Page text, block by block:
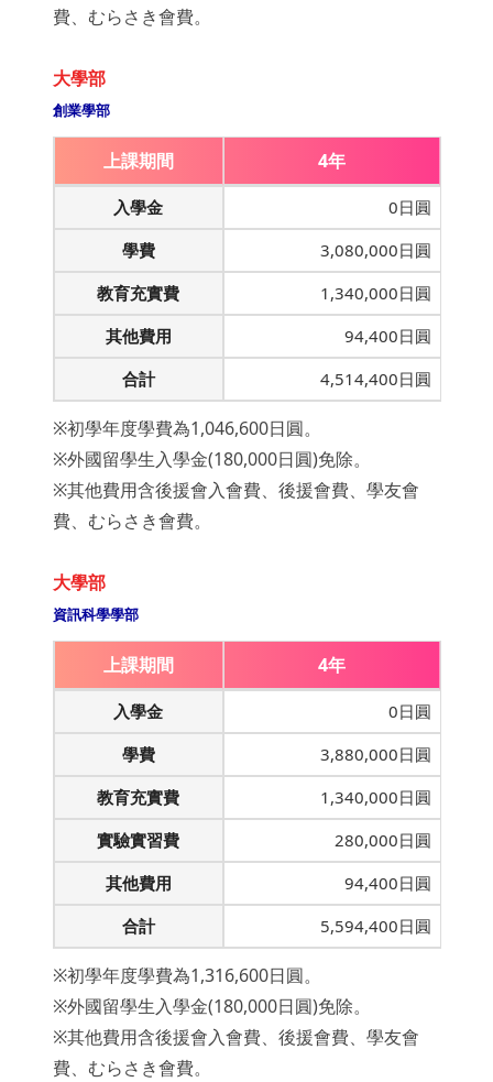
費、むらさき會費。
大學部
創業學部
上課期間 4年
入學金
0日圓
學費
3,080,000日圓
教育充實費
1,340,000日圓
其他費用
94,400日圓
合計
4,514,400日圓
※初學年度學費為1,046,600日圓。
※外國留學生入學金(180,000日圓)免除。
※其他費用含後援會入會費、後援會費、學友會
費、むらさき會費。
大學部
資訊科學學部
上課期間 4年
入學金
0日圓
學費
3,880,000日圓
教育充實費
1,340,000日圓
實驗實習費
280,000日圓
其他費用
94,400日圓
合計
5,594,400日圓
※初學年度學費為1,316,600日圓。
※外國留學生入學金(180,000日圓)免除。
※其他費用含後援會入會費、後援會費、學友會
費、むらさき會費。